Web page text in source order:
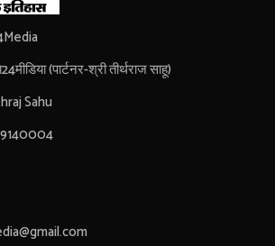
(पार्टनर-श्री तीर्थराज साहू)
Sahu